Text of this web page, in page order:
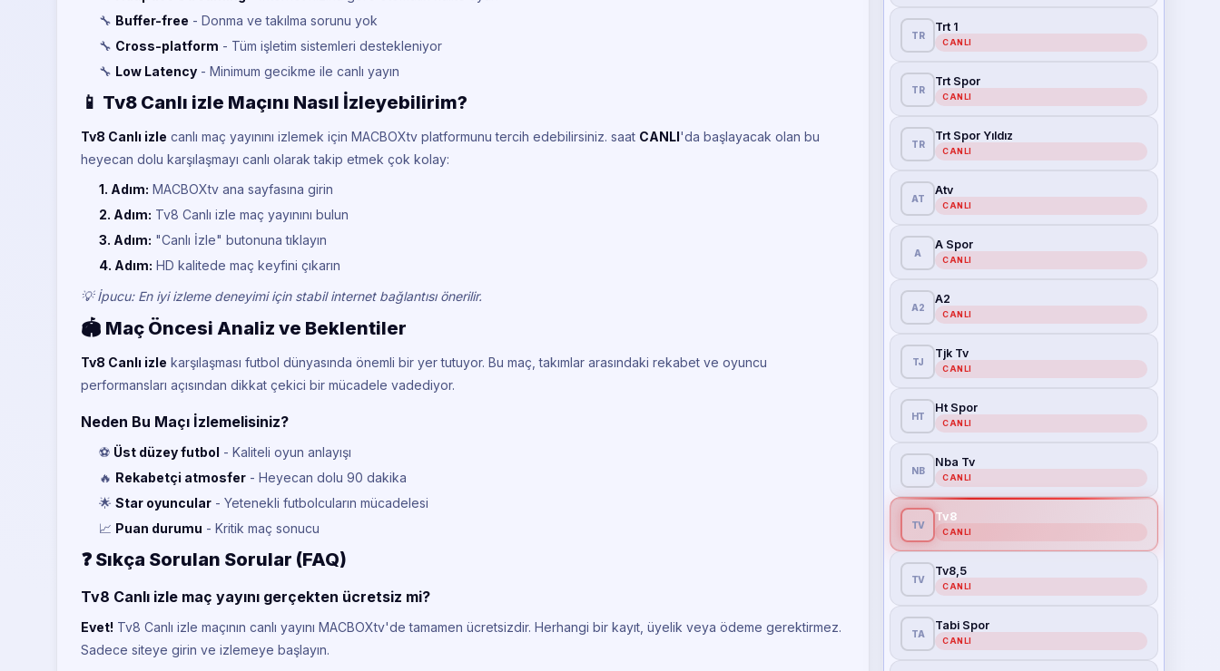
🔧 Buffer-free - Donma ve takılma sorunu yok
🔧 Cross-platform - Tüm işletim sistemleri destekleniyor
🔧 Low Latency - Minimum gecikme ile canlı yayın
📱 Tv8 Canlı izle Maçını Nasıl İzleyebilirim?
Tv8 Canlı izle canlı maç yayınını izlemek için MACBOXtv platformunu tercih edebilirsiniz. saat CANLI'da başlayacak olan bu
heyecan dolu karşılaşmayı canlı olarak takip etmek çok kolay:
1. Adım: MACBOXtv ana sayfasına girin
2. Adım: Tv8 Canlı izle maç yayınını bulun
3. Adım: "Canlı İzle" butonuna tıklayın
4. Adım: HD kalitede maç keyfini çıkarın
💡 İpucu: En iyi izleme deneyimi için stabil internet bağlantısı önerilir.
🏟️ Maç Öncesi Analiz ve Beklentiler
Tv8 Canlı izle karşılaşması futbol dünyasında önemli bir yer tutuyor. Bu maç, takımlar arasındaki rekabet ve oyuncu
performansları açısından dikkat çekici bir mücadele vadediyor.
Neden Bu Maçı İzlemelisiniz?
⚽ Üst düzey futbol - Kaliteli oyun anlayışı
🔥 Rekabetçi atmosfer - Heyecan dolu 90 dakika
🌟 Star oyuncular - Yetenekli futbolcuların mücadelesi
📈 Puan durumu - Kritik maç sonucu
❓ Sıkça Sorulan Sorular (FAQ)
Tv8 Canlı izle maç yayını gerçekten ücretsiz mi?
Evet! Tv8 Canlı izle maçının canlı yayını MACBOXtv'de tamamen ücretsizdir. Herhangi bir kayıt, üyelik veya ödeme gerektirmez.
Sadece siteye girin ve izlemeye başlayın.
TR
Trt 1
CANLI
TR
Trt Spor
CANLI
TR
Trt Spor Yıldız
CANLI
AT
Atv
CANLI
A
A Spor
CANLI
A2
A2
CANLI
TJ
Tjk Tv
CANLI
HT
Ht Spor
CANLI
NB
Nba Tv
CANLI
TV
Tv8
CANLI
TV
Tv8,5
CANLI
TA
Tabi Spor
CANLI